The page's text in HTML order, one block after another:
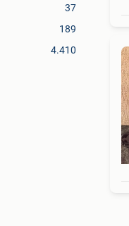
37
189
4.410